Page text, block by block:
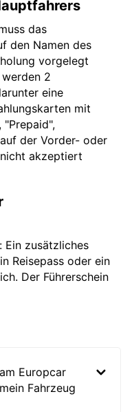
das
den Namen des
vorgelegt
2
eine
mit
der Vorder- oder
akzeptiert
Ein zusätzliches
Reisepass oder ein
Der Führerschein
Europcar
Fahrzeug